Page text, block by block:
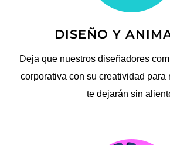
DISEÑO Y
Deja que nuestros diseñadores
corporativa con su creatividad para
te dejarán sin